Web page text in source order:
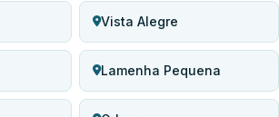
Vista Alegre
Lamenha Pequena